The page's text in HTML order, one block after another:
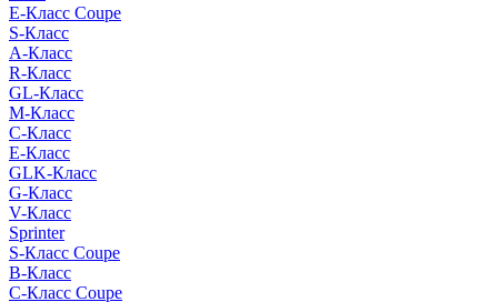
E-Класс Coupe
S-Класс
A-Класс
R-Класс
GL-Класс
M-Класс
C-Класс
E-Класс
GLK-Класс
G-Класс
V-Класс
Sprinter
S-Класс Сoupe
B-Класс
C-Класс Coupe